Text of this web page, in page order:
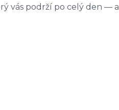
vás podrží po celý den — a